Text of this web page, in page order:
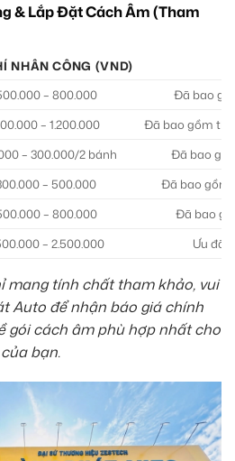
& Lắp Đặt Cách Âm (Tham
NHÂN CÔNG (VND)
– 800.000
Đã bao
– 1.200.000
Đã bao gồm
– 300.000/2 bánh
Đã bao
– 500.000
Đã bao gồm
– 800.000
Đã bao
– 2.500.000 Ưu đãi
mang tính chất tham khảo, vui
Auto để nhận báo giá chính
gói cách âm phù hợp nhất cho
bạn.